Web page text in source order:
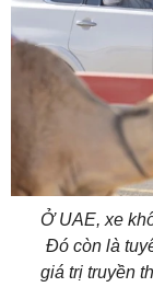
Ở UAE, xe
Đó còn là
giá trị truyền